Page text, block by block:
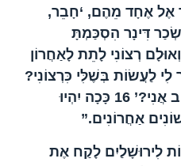
אֶל אֶחָד מֵהֶם, ‘חָבֵר,
שְׂכַר דִּינָר הִסְכַּמְתָּ
רְצוֹנִי לָתֵת לָאַחֲרוֹן
לַעֲשׂוֹת בְּשֶׁלִּי כִּרְצוֹנִי?
אֲנִי?’ 16 כָּכָה יִהְיוּ
אַחֲרוֹנִים.”
לִירוּשָׁלַיִם לָקַח אֶת